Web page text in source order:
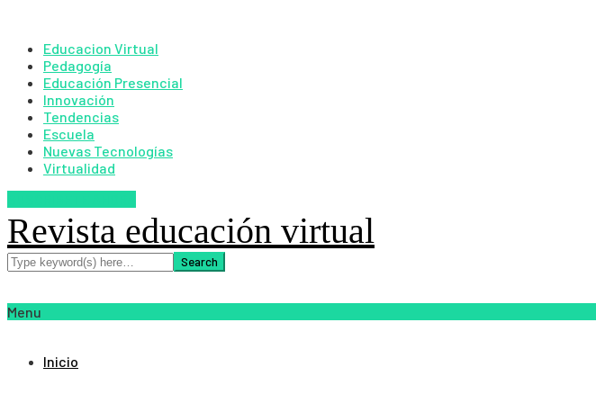
Educacion Virtual
Pedagogía
Educación Presencial
Innovación
Tendencias
Escuela
Nuevas Tecnologías
Virtualidad
Revista educación virtual
Menu
Inicio